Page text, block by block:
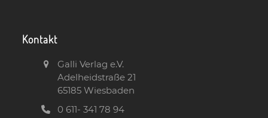
Kontakt
Galli Verlag e.V.
Adelheidstraße 21
65185 Wiesbaden
0 611- 341 78 94